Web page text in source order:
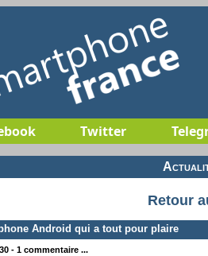
Twitter
Retour
Android qui a tout pour plaire
- 1 commentaire ...